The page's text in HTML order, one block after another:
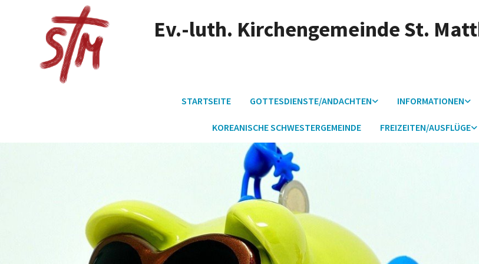
Ev.-luth. Kirchengemeinde St.
STARTSEITE GOTTESDIENSTE/ANDACHTEN INFORMATIONEN
KOREANISCHE SCHWESTERGEMEINDE FREIZEITEN/AUSFLÜGE